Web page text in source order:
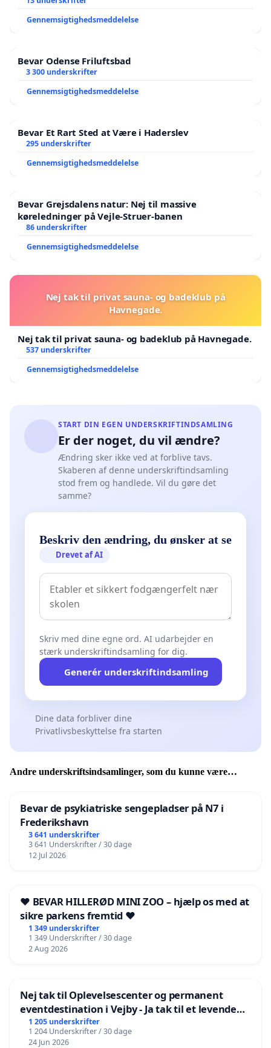
Gennemsigtighedsmeddelelse
Bevar Odense Friluftsbad
3 300 underskrifter
Gennemsigtighedsmeddelelse
Bevar Et Rart Sted at Være i Haderslev
295 underskrifter
Gennemsigtighedsmeddelelse
Bevar Grejsdalens natur: Nej til massive
køreledninger på Vejle-Struer-banen
86 underskrifter
Gennemsigtighedsmeddelelse
Nej tak til privat sauna- og badeklub på
Havnegade.
Nej tak til privat sauna- og badeklub på Havnegade.
537 underskrifter
Gennemsigtighedsmeddelelse
START DIN EGEN UNDERSKRIFTINDSAMLING
Er der noget, du vil ændre?
Ændring sker ikke ved at forblive tavs.
Skaberen af denne underskriftindsamling
stod frem og handlede. Vil du gøre det
samme?
Beskriv den ændring, du ønsker at se
Drevet af AI
Skriv med dine egne ord. AI udarbejder en
stærk underskriftindsamling for dig.
Generér underskriftindsamling
Dine data forbliver dine
Privatlivsbeskyttelse fra starten
Andre underskriftsindsamlinger, som du kunne være
Bevar de psykiatriske sengepladser på N7 i
Frederikshavn
3 641 underskrifter
3 641 Underskrifter / 30 dage
12 Jul 2026
❤️ BEVAR HILLERØD MINI ZOO – hjælp os med at
sikre parkens fremtid ❤️
1 349 underskrifter
1 349 Underskrifter / 30 dage
2 Aug 2026
Nej tak til Oplevelsescenter og permanent
eventdestination i Vejby - Ja tak til et levende
lokalområde i balance
1 205 underskrifter
1 204 Underskrifter / 30 dage
24 Jun 2026